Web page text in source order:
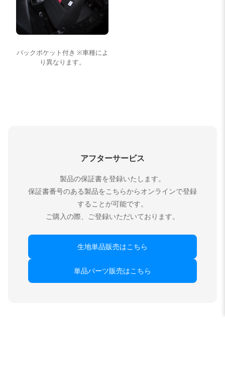
バックポケット付き ※車種によ
り異なります。
アフターサービス
製品の保証書を登録いたします。
保証書番号のある製品をこちらからオンラインで登録
することが可能です。
ご購入の際、ご登録いただいております。
生地単品販売はこちら
単品パーツ販売はこちら